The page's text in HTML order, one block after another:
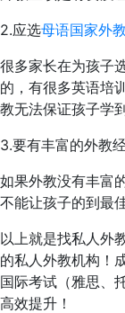
2.应选母语国家外教
很多家长在为孩子
的，有很多英语培
教无法保证孩子学
3.要有丰富的外教
如果外教没有丰富
不能让孩子的到最
以上就是找私人外
的私人外教机构！
国际考试（雅思、
高效提升！